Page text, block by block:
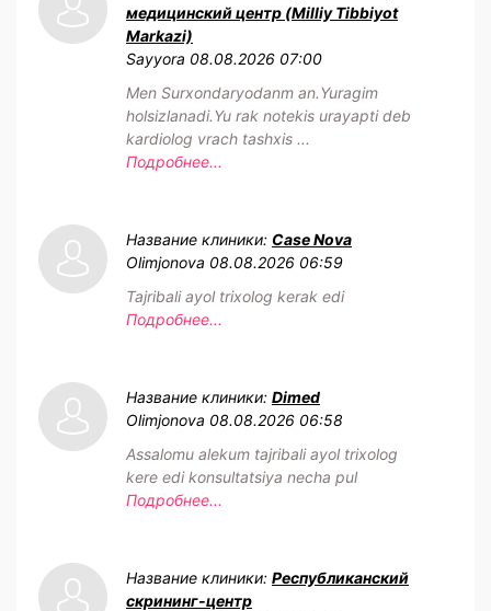
медицинский центр (Milliy Tibbiyot
Markazi)
Sayyora 08.08.2026 07:00
Men Surxondaryodanm an.Yuragim
holsizlanadi.Yu rak notekis urayapti deb
kardiolog vrach tashxis ...
Подробнее...
Название клиники: Case Nova
Olimjonova 08.08.2026 06:59
Tajribali ayol trixolog kerak edi
Подробнее...
Название клиники: Dimed
Olimjonova 08.08.2026 06:58
Assalomu alekum tajribali ayol trixolog
kere edi konsultatsiya necha pul
Подробнее...
Название клиники: Республиканский
скрининг-центр